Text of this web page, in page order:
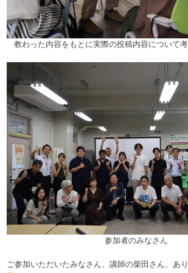
教わった内容をもとに実際の投稿内容について
参加者のみなさん
ご参加いただいたみなさん、講師の柴田さん、あ